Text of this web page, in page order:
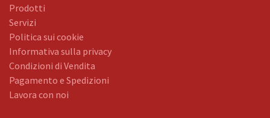
Prodotti
Servizi
Politica sui cookie
Informativa sulla privacy
Condizioni di Vendita
Pagamento e Spedizioni
Lavora con noi